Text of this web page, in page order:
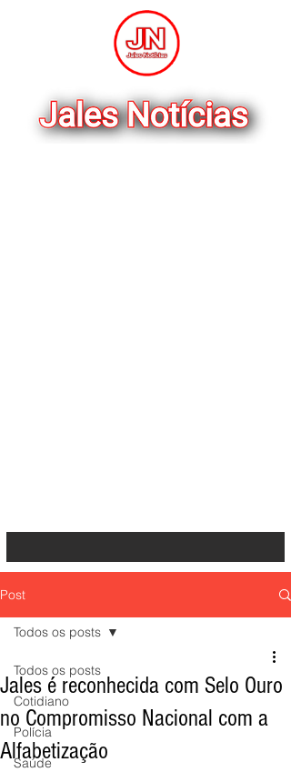
Post
Todos os posts
Cotidiano
Polícia
Saúde
Todos os posts
Jales é reconhecida com Selo Ouro
no Compromisso Nacional com a
Alfabetização